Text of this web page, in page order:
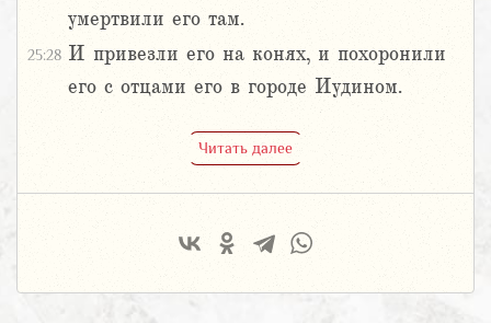
умертвили его там.
25:28 И привезли его на конях, и похоронили
его с отцами его в городе Иудином.
Читать далее